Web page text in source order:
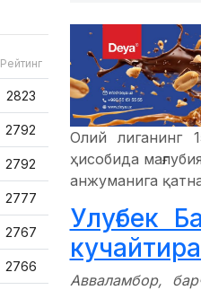
Рейтинг
2823
2792
2792
2777
2767
2766
Олий лиганинг
ҳисобида
анжуманига
Улуғбек
Авваламбор,